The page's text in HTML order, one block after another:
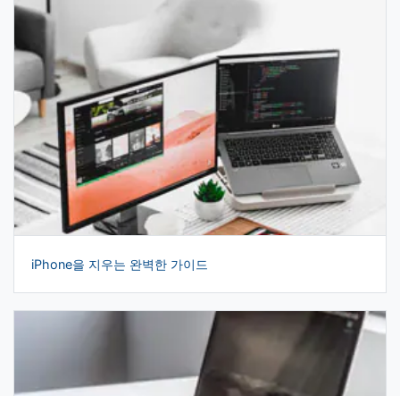
iPhone을 지우는 완벽한 가이드